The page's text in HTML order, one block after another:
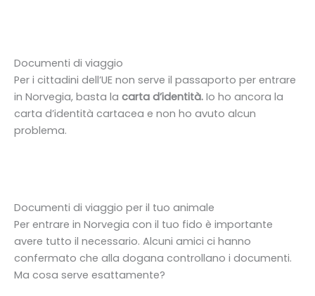
Documenti di viaggio
Per i cittadini dell’UE non serve il passaporto per entrare
in Norvegia, basta la carta d’identità. Io ho ancora la
carta d’identità cartacea e non ho avuto alcun
problema.
Documenti di viaggio per il tuo animale
Per entrare in Norvegia con il tuo fido è importante
avere tutto il necessario. Alcuni amici ci hanno
confermato che alla dogana controllano i documenti.
Ma cosa serve esattamente?